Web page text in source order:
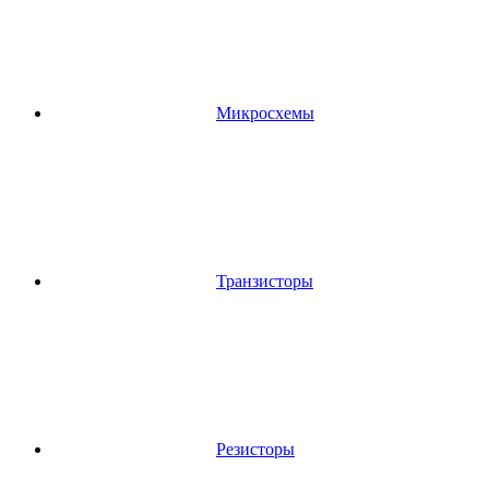
Микросхемы
Транзисторы
Резисторы